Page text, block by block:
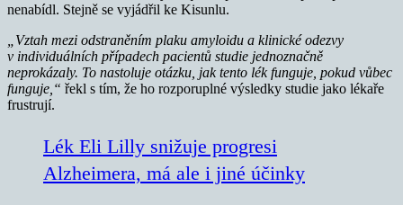
nenabídl. Stejně se vyjádřil ke Kisunlu.
„Vztah mezi odstraněním plaku amyloidu a klinické odezvy
v individuálních případech pacientů studie jednoznačně
neprokázaly. To nastoluje otázku, jak tento lék funguje, pokud vůbec
funguje,“ řekl s tím, že ho rozporuplné výsledky studie jako lékaře
frustrují.
Lék Eli Lilly snižuje progresi
Alzheimera, má ale i jiné účinky